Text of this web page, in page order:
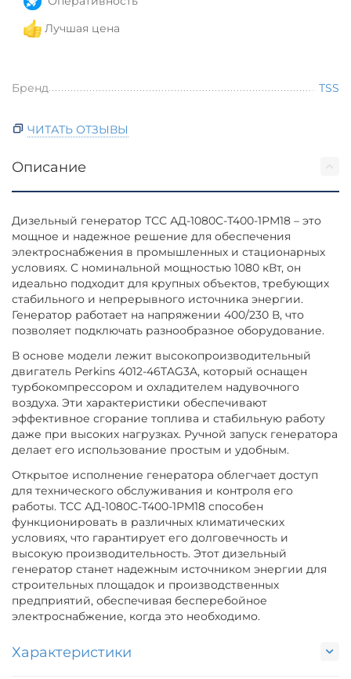
Лучшая цена
Бренд TSS
ЧИТАТЬ ОТЗЫВЫ
Описание
Дизельный генератор ТСС АД-1080С-Т400-1РМ18 – это
мощное и надежное решение для обеспечения
электроснабжения в промышленных и стационарных
условиях. С номинальной мощностью 1080 кВт, он
идеально подходит для крупных объектов, требующих
стабильного и непрерывного источника энергии.
Генератор работает на напряжении 400/230 В, что
позволяет подключать разнообразное оборудование.
В основе модели лежит высокопроизводительный
двигатель Perkins 4012-46TAG3A, который оснащен
турбокомпрессором и охладителем надувочного
воздуха. Эти характеристики обеспечивают
эффективное сгорание топлива и стабильную работу
даже при высоких нагрузках. Ручной запуск генератора
делает его использование простым и удобным.
Открытое исполнение генератора облегчает доступ
для технического обслуживания и контроля его
работы. ТСС АД-1080С-Т400-1РМ18 способен
функционировать в различных климатических
условиях, что гарантирует его долговечность и
высокую производительность. Этот дизельный
генератор станет надежным источником энергии для
строительных площадок и производственных
предприятий, обеспечивая бесперебойное
электроснабжение, когда это необходимо.
Характеристики